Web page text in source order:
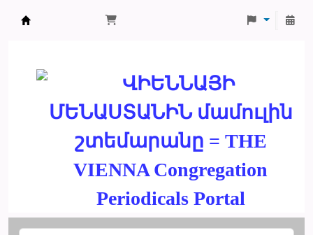
ՎԻԵՆՆԱՅԻ
ՄԵՆԱՍՏԱՆԻՆ մամուլին
շտեմարանը = THE
VIENNA Congregation
Periodicals Portal